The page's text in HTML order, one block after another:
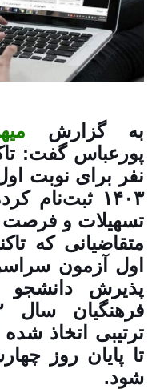
به گزارش
نفر برای نوبت
۱۴۰۳
تسهیلات و فرصت
متقاضیانی که
اول آزمون
پذیرش دانشجو
ترتیبی اتخاذ
شود.